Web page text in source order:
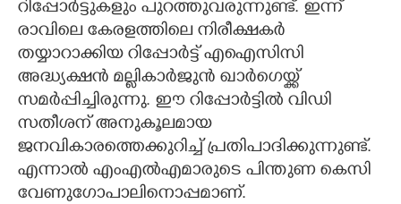
CONTACT US
റിപ്പോർട്ടുകളും പുറത്തുവരുന്നുണ്ട്. ഇന്ന്
രാവിലെ കേരളത്തിലെ നിരീക്ഷകർ
തയ്യാറാക്കിയ റിപ്പോർട്ട് എഐസിസി
അദ്ധ്യക്ഷൻ മല്ലികാർജുൻ ഖാർഗെയ്ക്ക്
സമർപ്പിച്ചിരുന്നു. ഈ റിപ്പോർട്ടിൽ വിഡി
സതീശന് അനുകൂലമായ
ജനവികാരത്തെക്കുറിച്ച് പ്രതിപാദിക്കുന്നുണ്ട്.
എന്നാൽ എംഎൽഎമാരുടെ പിന്തുണ കെസി
വേണുഗോപാലിനൊപ്പമാണ്.